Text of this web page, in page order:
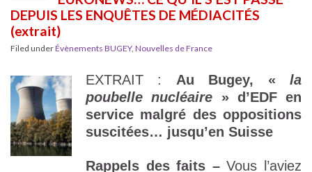
DEPUIS LES ENQUÊTES DE MÉDIACITÉS
(extrait)
Filed underÉvènements BUGEY, Nouvelles de France
EXTRAIT : Au Bugey, «la
poubelle nucléaire » d’EDF en
service malgré des oppositions
suscitées… jusqu’en Suisse
Rappels des faits –Vous l’aviez